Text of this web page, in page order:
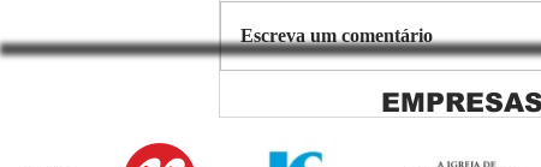
Copiar de Persiana Rolo Tela
Sacada Perfeita no Link
Escreva um comentário